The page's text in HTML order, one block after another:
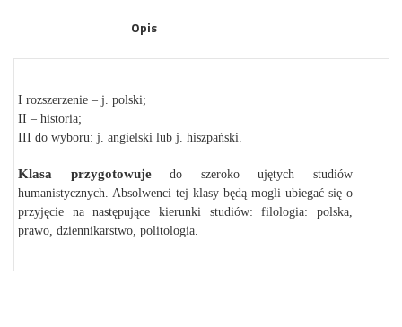
Opis
I rozszerzenie – j. polski;
II – historia;
III do wyboru: j. angielski lub j. hiszpański.
Klasa przygotowuje
do szeroko ujętych studiów
humanistycznych. Absolwenci tej klasy będą mogli ubiegać się o
przyjęcie na następujące kierunki studiów: filologia: polska,
prawo, dziennikarstwo, politologia.